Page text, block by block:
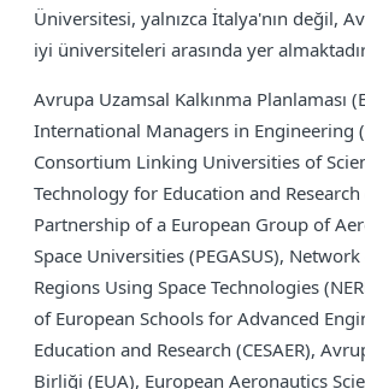
Üniversitesi, yalnızca İtalya'nın değil,
iyi üniversiteleri arasında yer
Avrupa Uzamsal Kalkınma Planlaması
International Managers in Engineering
Consortium Linking Universities of
Technology for Education and Research
Partnership of a European Group of
Space Universities (PEGASUS),
Regions Using Space Technologies
of European Schools for Advanced
Education and Research (CESAER),
Birliği (EUA), European Aeronautics